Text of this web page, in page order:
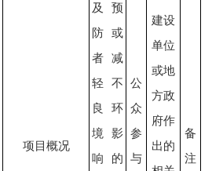
项目概况
及预
防或
者减
轻不
良环
境影
响的
公
众
参
与
建设
单位
或地
方政
府作
出的
备
注